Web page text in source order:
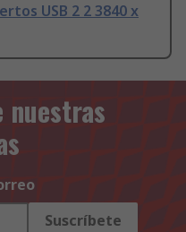
USB 2 2 3840 x
nuestras
Suscríbete